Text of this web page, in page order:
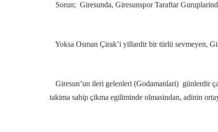
Sorun; Giresunda, Giresunspor Taraftar
Yoksa Osman Çirak’i yillardir bir türlü sevmeyen,
Giresun’un ileri gelenleri (Godamanlari) günlerdir
takima sahip çikma egiliminde olmasindan, adinin